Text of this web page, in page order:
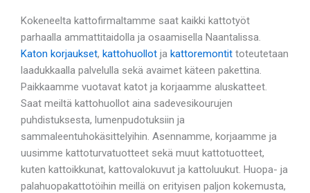
Kokeneelta kattofirmaltamme saat kaikki kattotyöt
parhaalla ammattitaidolla ja osaamisella Naantalissa.
Katon korjaukset, kattohuollot ja kattoremontit toteutetaan
laadukkaalla palvelulla sekä avaimet käteen pakettina.
Paikkaamme vuotavat katot ja korjaamme aluskatteet.
Saat meiltä kattohuollot aina sadevesikourujen
puhdistuksesta, lumenpudotuksiin ja
sammaleentuhokäsittelyihin. Asennamme, korjaamme ja
uusimme kattoturvatuotteet sekä muut kattotuotteet,
kuten kattoikkunat, kattovalokuvut ja kattoluukut. Huopa- ja
palahuopakattotöihin meillä on erityisen paljon kokemusta,